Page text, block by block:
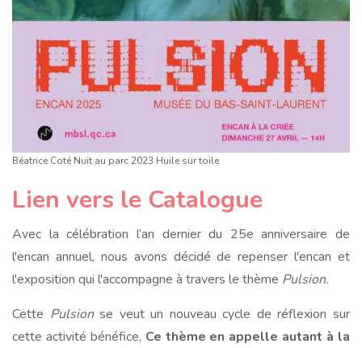
Béatrice Coté Nuit au parc 2023 Huile sur toile
Lien vers le Catalogue
Avec la célébration l’an dernier du 25e anniversaire de
l'encan annuel, nous avons décidé de repenser l'encan et
l'exposition qui l'accompagne à travers le thème Pulsion.
Cette Pulsionse veut un nouveau cycle de réflexion sur
cette activité bénéfice, Ce thème en appelle autant à la